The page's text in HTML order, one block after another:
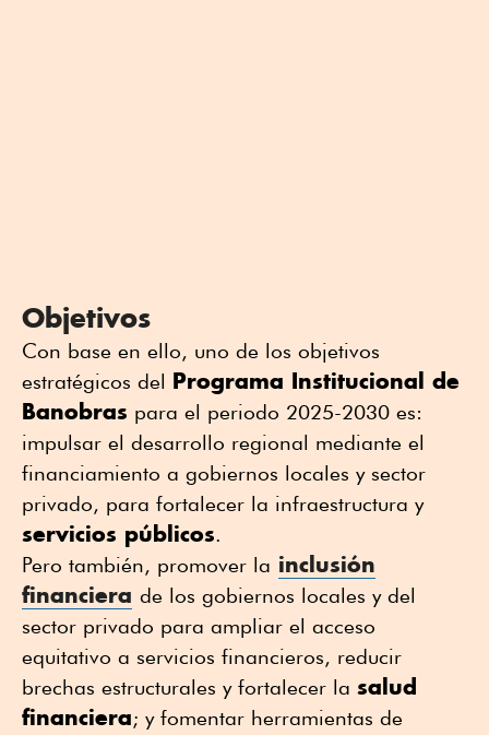
Objetivos
Con base en ello, uno de los objetivos
estratégicos del Programa Institucional de
Banobras para el periodo 2025-2030 es:
impulsar el desarrollo regional mediante el
financiamiento a gobiernos locales y sector
privado, para fortalecer la infraestructura y
servicios públicos.
Pero también, promover la inclusión
financiera de los gobiernos locales y del
sector privado para ampliar el acceso
equitativo a servicios financieros, reducir
brechas estructurales y fortalecer la salud
financiera; y fomentar herramientas de